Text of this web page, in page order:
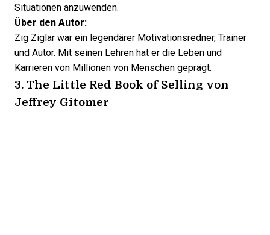
Situationen anzuwenden.
Über den Autor:
Zig Ziglar war ein legendärer Motivationsredner, Trainer
und Autor. Mit seinen Lehren hat er die Leben und
Karrieren von Millionen von Menschen geprägt.
3.The Little Red Book of Selling von
Jeffrey Gitomer